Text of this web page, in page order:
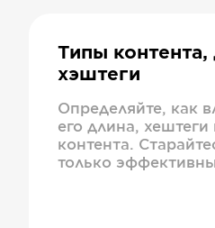
Типы контента,
хэштеги
Определяйте, как
его длина,
контента.
только